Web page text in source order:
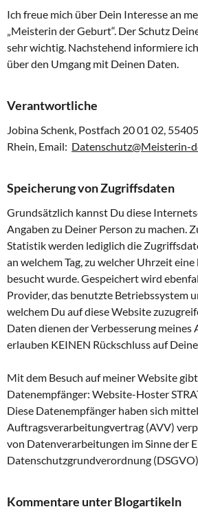
Ich freue mich über Dein Interesse an
„Meisterin der Geburt“. Der Schutz
sehr wichtig. Nachstehend informiere
über den Umgang mit Deinen Daten.
Verantwortliche
Jobina Schenk, Postfach 20 01 02,
Rhein, Email: Datenschutz@Meisterin-
Speicherung von Zugriffsdaten
Grundsätzlich kannst Du diese
Angaben zu Deiner Person zu machen.
Statistik werden lediglich die
an welchem Tag, zu welcher Uhrzeit
besucht wurde. Gespeichert wird
Provider, das benutzte Betriebssystem
welchem Du auf diese Website
Daten dienen der Verbesserung meines
erlauben KEINEN Rückschluss auf Deine
Mit dem Besuch auf meiner Website
Datenempfänger: Website-Hoster
Diese Datenempfänger haben sich
Auftragsverarbeitungvertrag (AVV)
von Datenverarbeitungen im Sinne der
Datenschutzgrundverordnung
Kommentare unter Blogartikeln